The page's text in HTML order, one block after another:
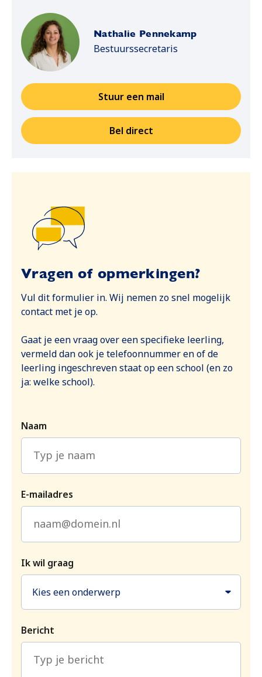
Nathalie Pennekamp
Bestuurssecretaris
Stuur een mailOpent in een nieuwe tab
Bel directOpent in een nieuwe tab
Vragen of opmerkingen?
Vul dit formulier in. Wij nemen zo snel mogelijk
contact met je op.
Gaat je een vraag over een specifieke leerling,
vermeld dan ook je telefoonnummer en of de
leerling ingeschreven staat op een school (en zo
ja: welke school).
Naam
E-mailadres
Ik wil graag
Kies een onderwerp
Bericht